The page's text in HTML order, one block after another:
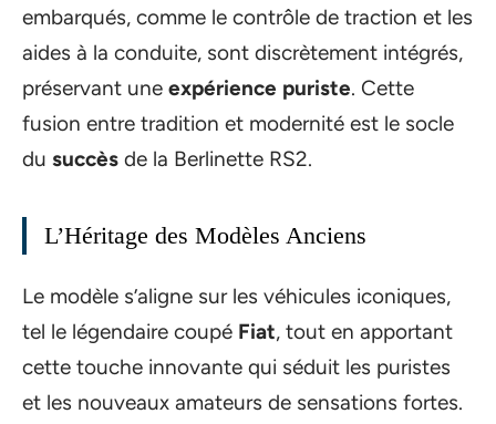
embarqués, comme le contrôle de traction et les
aides à la conduite, sont discrètement intégrés,
préservant une expérience puriste. Cette
fusion entre tradition et modernité est le socle
du succès de la Berlinette RS2.
L’Héritage des Modèles Anciens
Le modèle s’aligne sur les véhicules iconiques,
tel le légendaire coupé Fiat, tout en apportant
cette touche innovante qui séduit les puristes
et les nouveaux amateurs de sensations fortes.